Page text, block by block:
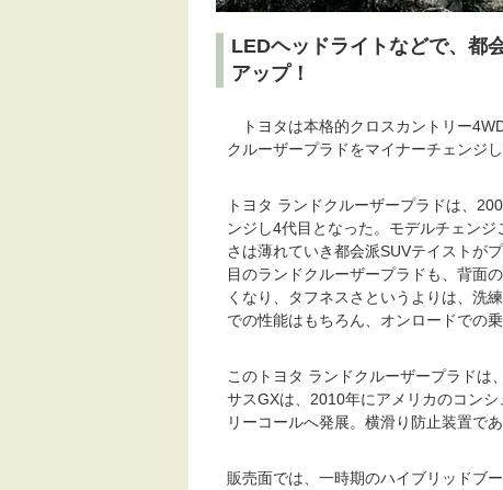
LEDヘッドライトなどで、都
アップ！
トヨタは本格的クロスカントリー
クルーザープラドをマイナーチェンジ
トヨタ ランドクルーザープラドは、
ンジし4代目となった。モデルチェン
さは薄れていき都会派SUVテイストが
目のランドクルーザープラドも、背面
くなり、タフネスさというよりは、洗
での性能はもちろん、オンロードでの
このトヨタ ランドクルーザープラドは
サスGXは、2010年にアメリカのコン
リーコールへ発展。横滑り防止装置で
販売面では、一時期のハイブリッドブ